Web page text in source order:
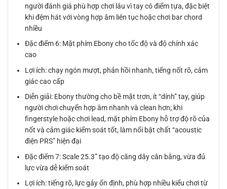
người đánh giá phù hợp chơi lâu vì tay có điểm tựa, đặc biệt
khi đệm hát với vòng hợp âm liên tục hoặc chơi bar chord
nhiều
Đặc điểm 6: Mặt phím Ebony cho tốc độ và độ chính xác
cao
Lợi ích: chạy ngón mượt, phản hồi nhanh, tiếng nốt rõ, cảm
giác cao cấp
Diễn giải: Ebony thường cho bề mặt trơn, ít “dính” tay, giúp
người chơi chuyển hợp âm nhanh và clean hơn; khi
fingerstyle hoặc chơi lead, mặt phím Ebony hỗ trợ độ rõ của
nốt và cảm giác kiểm soát tốt, làm nổi bật chất “acoustic
điện PRS” hiện đại
Đặc điểm 7: Scale 25.3” tạo độ căng dây cân bằng, vừa đủ
lực vừa dễ kiểm soát
Lợi ích: tiếng rõ, lực gảy ổn định, phù hợp nhiều kiểu chơi từ